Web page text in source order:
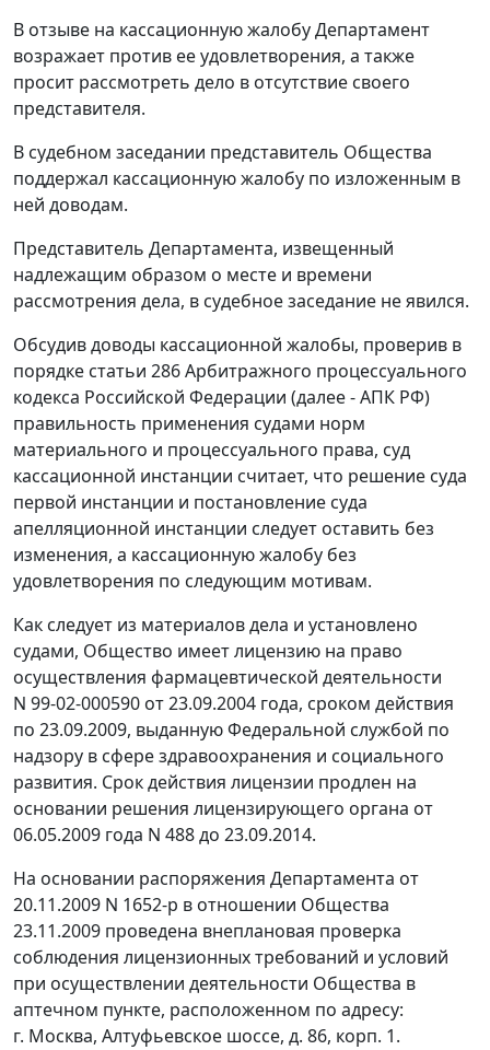
В отзыве на кассационную жалобу Департамент
возражает против ее удовлетворения, а также
просит рассмотреть дело в отсутствие своего
представителя.
В судебном заседании представитель Общества
поддержал кассационную жалобу по изложенным в
ней доводам.
Представитель Департамента, извещенный
надлежащим образом о месте и времени
рассмотрения дела, в судебное заседание не явился.
Обсудив доводы кассационной жалобы, проверив в
порядке статьи 286Арбитражного процессуального
кодекса Российской Федерации (далее - АПК РФ)
правильность применения судами норм
материального и процессуального права, суд
кассационной инстанции считает, что решение суда
первой инстанции и постановление суда
апелляционной инстанции следует оставить без
изменения, а кассационную жалобу без
удовлетворения по следующим мотивам.
Как следует из материалов дела и установлено
судами, Общество имеет лицензию на право
осуществления фармацевтической деятельности
N 99-02-000590 от 23.09.2004 года, сроком действия
по 23.09.2009, выданную Федеральной службой по
надзору в сфере здравоохранения и социального
развития. Срок действия лицензии продлен на
основании решения лицензирующего органа от
06.05.2009 года N 488 до 23.09.2014.
На основании распоряжения Департамента от
20.11.2009 N 1652-р в отношении Общества
23.11.2009 проведена внеплановая проверка
соблюдения лицензионных требований и условий
при осуществлении деятельности Общества в
аптечном пункте, расположенном по адресу:
г. Москва, Алтуфьевское шоссе, д. 86, корп. 1.